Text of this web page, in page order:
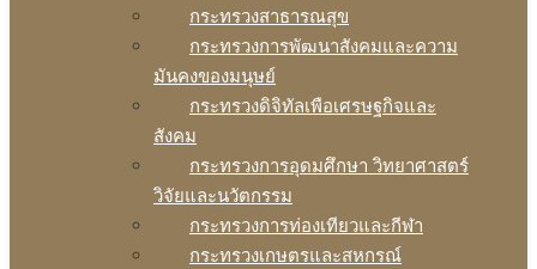
กระทรวงสาธารณสุข
กระทรวงการพัฒนาสังคมและความ
มันคงของมนุษย์
กระทรวงดิจิทัลเพือเศรษฐกิจและ
สังคม
กระทรวงการอุดมศึกษา วิทยาศาสตร์
วิจัยและนวัตกรรม
กระทรวงการท่องเทียวและกีฬา
กระทรวงเกษตรและสหกรณ์